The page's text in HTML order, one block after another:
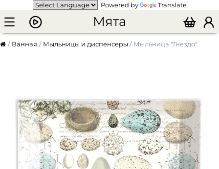
Powered by Translate
Мята
Ванная Мыльницы и диспенсеры Мыльница "Гнездо"